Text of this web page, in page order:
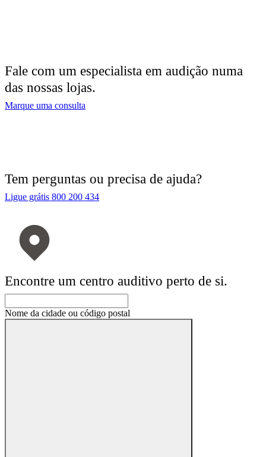
Fale com um especialista em audição numa
das nossas lojas.
Marque uma consulta
Tem perguntas ou precisa de ajuda?
Ligue grátis 800 200 434
Encontre um centro auditivo perto de si.
Nome da cidade ou código postal